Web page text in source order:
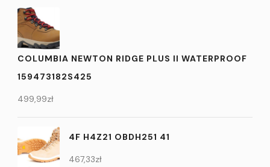
COLUMBIA NEWTON RIDGE PLUS II WATERPROOF
159473182S425
499,99zł
4F H4Z21 OBDH251 41
467,33zł